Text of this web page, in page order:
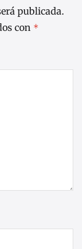
publicada.
con *